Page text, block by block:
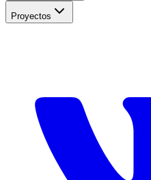
Proyectos